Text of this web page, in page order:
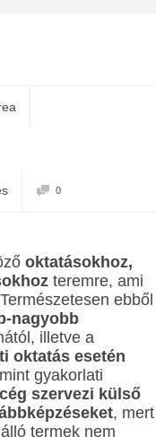
0
oktatásokhoz,
teremre, ami
ebből
nagyobb
illetve a
oktatás esetén
gyakorlati
szervezi külső
, mert
termek nem